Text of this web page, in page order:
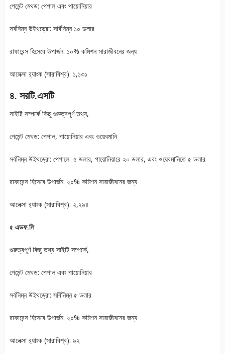
পেমেন্ট মেথড: পেপাল এবং পায়োনিয়ার
সর্বনিম্ন উইথড্রো: সর্বিনিম্ন ১০ ডলার
রাফারেন্স হিসেবে উপার্জন: ১০% কমিশন সারাজীবনের জন্য
আলেক্সা র‍্যাংক (সারাবিশ্ব): ১,১৩১
৪. সরটি.এসটি
সাইটি সম্পর্কে কিছু গুরুত্বপূর্ণ তথ্য,
পেমেন্ট মেথড: পেপাল, পায়োনিয়ার এবং ওয়েবমানি
সর্বনিম্ন উইথড্রো: পেপালে ৫ ডলার, পায়োনিয়ারে ২০ ডলার, এবং ওয়েবমানিতে ৫ ডলার
রাফারেন্স হিসেবে উপার্জন: ২০% কমিশন সারাজীবনের জন্য
আলেক্সা র‍্যাংক (সারাবিশ্ব): ২,২৯৪
৫ এডফ.লি
গুরুত্বপূর্ণ কিছু তথ্য সাইটি সম্পর্কে,
পেমেন্ট মেথড: পেপাল এবং পায়োনিয়ার
সর্বনিম্ন উইথড্রো: সর্বিনিম্ন ৫ ডলার
রাফারেন্স হিসেবে উপার্জন: ২০% কমিশন সারাজীবনের জন্য
আলেক্সা র‍্যাংক (সারাবিশ্ব): ৯২